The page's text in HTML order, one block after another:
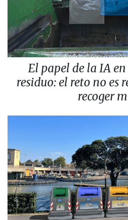
El papel de la IA
residuo: el reto no es
recoger